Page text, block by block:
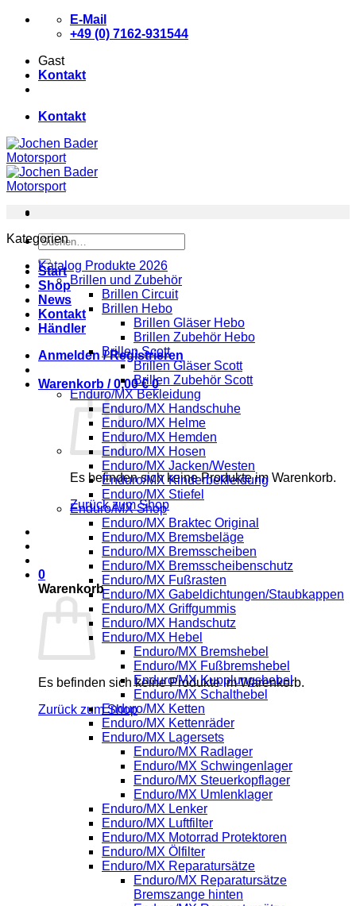
Zum
E-Mail
+49 (0) 7162-931544
Gast
Kontakt
Kontakt
Suchen
nach:
Start
Shop
News
Kontakt
Händler
Anmelden / Registrieren
Warenkorb /0,00€ 0
Es befinden sich keine Produkte im Warenkorb.
Zurück zum Shop
0
Warenkorb
Es befinden sich keine Produkte im Warenkorb.
Zurück zum Shop
Kategorien
Katalog Produkte 2026
Brillen und Zubehör
Brillen Circuit
Brillen Hebo
Brillen Gläser Hebo
Brillen Zubehör Hebo
Brillen Scott
Brillen Gläser Scott
Brillen Zubehör Scott
Enduro/MX Bekleidung
Enduro/MX Handschuhe
Enduro/MX Helme
Enduro/MX Hemden
Enduro/MX Hosen
Enduro/MX Jacken/Westen
Enduro/MX Kinderbekleidung
Enduro/MX Stiefel
Enduro/MX Shop
Enduro/MX Braktec Original
Enduro/MX Bremsbeläge
Enduro/MX Bremsscheiben
Enduro/MX Bremsscheibenschutz
Enduro/MX Fußrasten
Enduro/MX Gabeldichtungen/Staubkappen
Enduro/MX Griffgummis
Enduro/MX Handschutz
Enduro/MX Hebel
Enduro/MX Bremshebel
Enduro/MX Fußbremshebel
Enduro/MX Kupplungshebel
Enduro/MX Schalthebel
Enduro/MX Ketten
Enduro/MX Kettenräder
Enduro/MX Lagersets
Enduro/MX Radlager
Enduro/MX Schwingenlager
Enduro/MX Steuerkopflager
Enduro/MX Umlenklager
Enduro/MX Lenker
Enduro/MX Luftfilter
Enduro/MX Motorrad Protektoren
Enduro/MX Ölfilter
Enduro/MX Reparatursätze
Enduro/MX Reparatursätze
Bremszange hinten